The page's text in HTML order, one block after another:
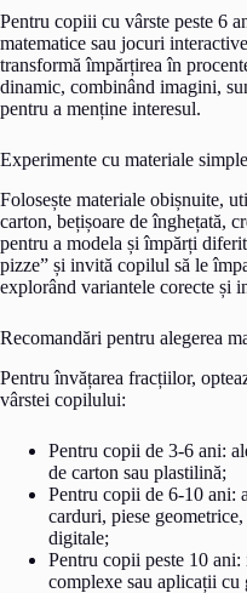
Pentru copiii cu vârste peste 6
matematice sau jocuri
transformă împărțirea în
dinamic, combinând imagini,
pentru a menține interesul.
Experimente cu materiale simple
Folosește materiale obișnuite,
carton, bețișoare de înghețată,
pentru a modela și împărți
pizze” și invită copilul să le
explorând variantele corecte și
Recomandări pentru alegerea
Pentru învățarea fracțiilor,
vârstei copilului:
Pentru copii de 3-6 ani:
de carton sau plastilină;
Pentru copii de 6-10 ani:
carduri, piese
digitale;
Pentru copii peste 10
complexe sau aplicații